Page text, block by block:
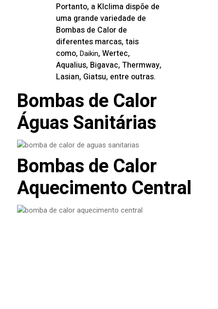
Portanto, a Klclima dispõe de
uma grande variedade de
Bombas de Calor de
diferentes marcas, tais
como, Daikin, Wertec,
Aqualius, Bigavac, Thermway,
Lasian, Giatsu, entre outras.
Bombas de Calor
Águas Sanitárias
Bombas de Calor
Aquecimento Central